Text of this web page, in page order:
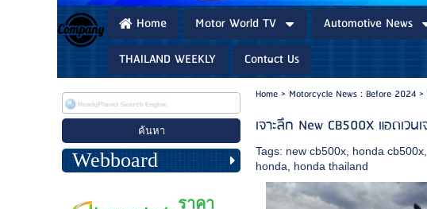
Home Motor World TV Automotive News
THAILAND WEEKLY
Contact Us
Webboard
Home> Motorcycle News : Before 2024>
เจาะลึก New CB500X แอดเ
Tags: new cb500x honda cb500x
honda
honda thailand